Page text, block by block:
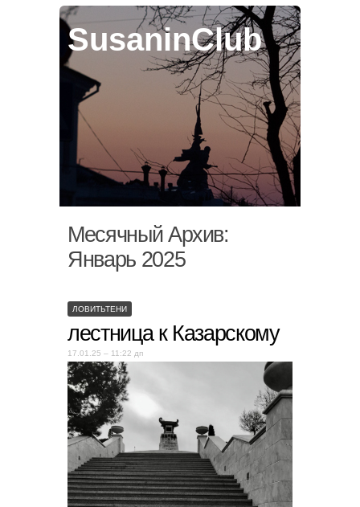
SusaninClub
Месячный Архив:
Январь 2025
ЛОВИТЬТЕНИ
лестница к Казарскому
17.01.25 – 11:22 дп